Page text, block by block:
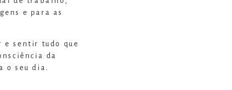
e para as
e sentir tudo que
da
o seu dia.